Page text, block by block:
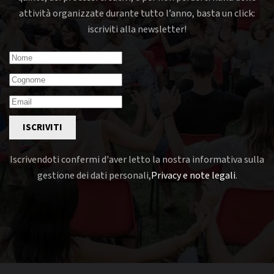
attività organizzate durante tutto l’anno, basta un click:
iscriviti alla newsletter!
ISCRIVITI
Iscrivendoti confermi d'aver letto la nostra informativa sulla
gestione dei dati personali,Privacy e note legali.